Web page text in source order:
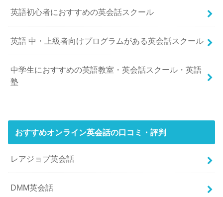
英語初心者におすすめの英会話スクール
英語 中・上級者向けプログラムがある英会話スクール
中学生におすすめの英語教室・英会話スクール・英語
塾
おすすめオンライン英会話の口コミ・評判
レアジョブ英会話
DMM英会話